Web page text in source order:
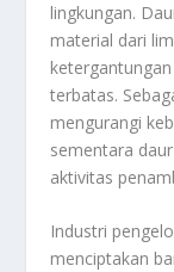
lingkungan.
material dari
terbatas.
mengurangi
sementara
aktivitas
Industri
menciptakan